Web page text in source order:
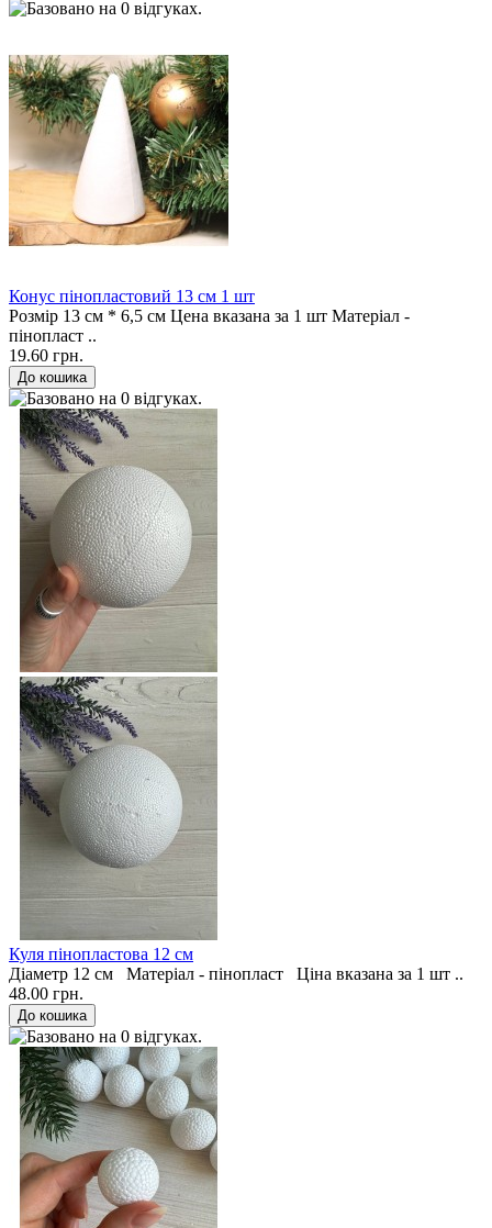
Конус пінопластовий 13 см 1 шт
Розмір 13 см * 6,5 см Цена вказана за 1 шт Матеріал -
пінопласт ..
19.60 грн.
Куля пінопластова 12 см
Діаметр 12 см Матеріал - пінопласт Ціна вказана за 1 шт ..
48.00 грн.